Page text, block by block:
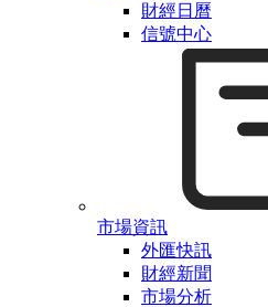
財經日曆
信號中心
市場資訊
外匯快訊
財經新聞
市場分析